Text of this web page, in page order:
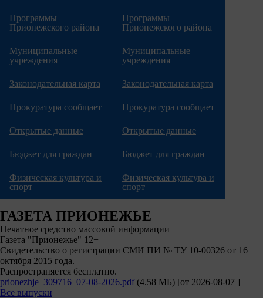
Программы
Прионежского района
Муниципальные
учреждения
Законодательная карта
Прокуратура сообщает
Открытые данные
Бюджет для граждан
Физическая культура и
спорт
Программы
Прионежского района
Муниципальные
учреждения
Законодательная карта
Прокуратура сообщает
Открытые данные
Бюджет для граждан
Физическая культура и
спорт
ГАЗЕТА ПРИОНЕЖЬЕ
Печатное средство массовой информации
Газета "Прионежье" 12+
Свидетельство о регистрации СМИ ПИ № ТУ 10-00326 от 16
октября 2015 года.
Распространяется бесплатно.
prionezhje_309716_07-08-2026.pdf (4.58 МБ) [от 2026-08-07 ]
Все выпуски